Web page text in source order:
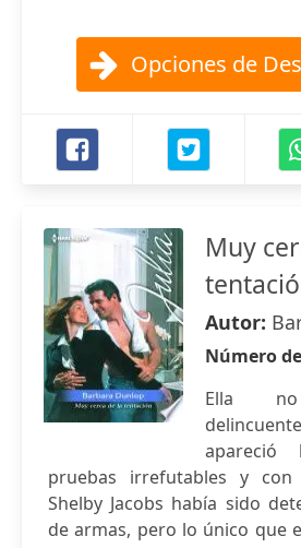
Opciones de
Muy
Autor:
Número
Ella
pruebas irrefutables y con
Shelby Jacobs había sido
de armas, pero lo único que